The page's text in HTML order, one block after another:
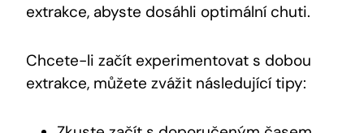
extrakce, abyste dosáhli optimální chuti.
Chcete-li začít experimentovat s dobou
extrakce, můžete zvážit následující tipy: